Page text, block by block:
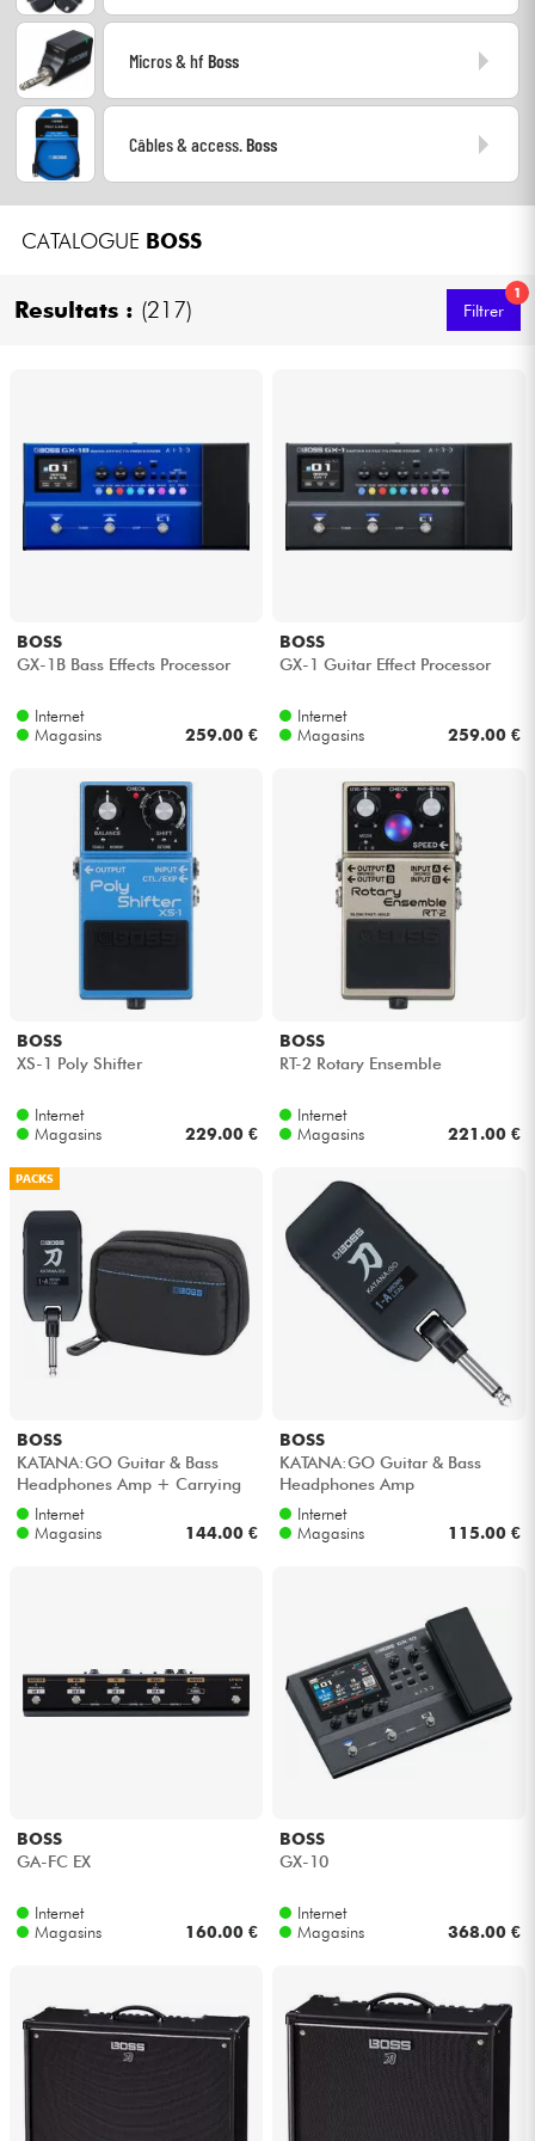
Câbles & Access.
Packs
Micros & hfBoss
Câbles & access.Boss
CATALOGUE BOSS
Resultats : (217)
1
Filtrer
BOSS
GX-1B Bass Effects Processor
Internet
Magasins
259.00 €
BOSS
GX-1 Guitar Effect Processor
Internet
Magasins
259.00 €
BOSS
XS-1 Poly Shifter
Internet
Magasins
229.00 €
BOSS
RT-2 Rotary Ensemble
Internet
Magasins
221.00 €
PACKS
BOSS
KATANA:GO Guitar & Bass
Headphones Amp + Carrying
PouchInternet
Magasins
144.00 €
BOSS
KATANA:GO Guitar & Bass
Headphones Amp
Internet
Magasins
115.00 €
BOSS
GA-FC EX
Internet
Magasins
160.00 €
BOSS
GX-10
Internet
Magasins
368.00 €